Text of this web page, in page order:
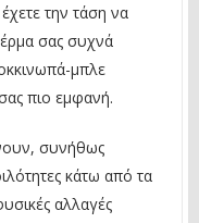
την τάση να
σας συχνά
μπλε
πιο εμφανή.
συνήθως
κάτω από τα
αλλαγές